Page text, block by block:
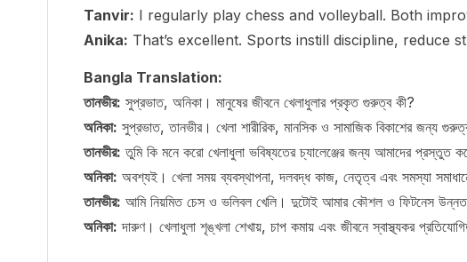
Tanvir: I regularly play chess and volleyball. Both
Anika: That’s excellent. Sports instill discipline, reduce
Bangla Translation:
তানভীর: সুপ্রভাত, অনিকা। মানুষের জীবনে খেলাধুলার প্রকৃত গুরুত্ব কী?
অনিকা: সুপ্রভাত, তানভীর। খেলা শারীরিক, মানসিক ও সামাজিক বিকাশের জন্য
তানভীর: তুমি কি মনে করো খেলাধুলা ভবিষ্যতের চ্যালেঞ্জের জন্য আমাদের প্রস্তুত
অনিকা: অবশ্যই। খেলা সময় ব্যবস্থাপনা, দলবদ্ধ কাজ, নেতৃত্ব এবং সমস্যা
তানভীর: আমি নিয়মিত চেস ও ভলিবল খেলি। দুটোই আমার কৌশল ও ফিটনেস
অনিকা: দারুণ। খেলাধুলা শৃঙ্খলা শেখায়, চাপ কমায় এবং জীবনে স্বাস্থ্যকর